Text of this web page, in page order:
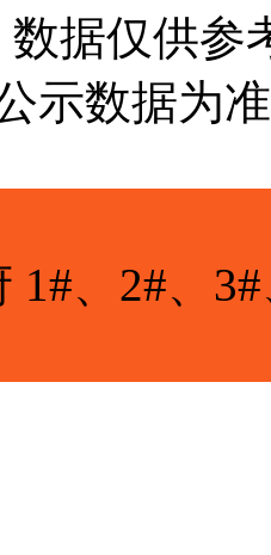
据仅供参
示数据为
1#、2#、